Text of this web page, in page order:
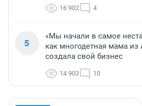
16 902 4
5
«Мы начали в самое
как многодетная мама из
создала свой бизнес
14 903 10